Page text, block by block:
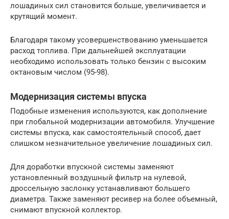
лошадиных сил становится больше, увеличивается и
крутящий момент.
Благодаря такому усовершенствованию уменьшается
расход топлива. При дальнейшей эксплуатации
необходимо использовать только бензин с высоким
октановым числом (95-98).
Модернизация системы впуска
Подобные изменения используются, как дополнение
при глобальной модернизации автомобиля. Улучшение
системы впуска, как самостоятельный способ, дает
слишком незначительное увеличение лошадиных сил.
Для доработки впускной системы заменяют
установленный воздушный фильтр на нулевой,
дроссельную заслонку устанавливают большего
диаметра. Также заменяют ресивер на более объемный,
снимают впускной коллектор.